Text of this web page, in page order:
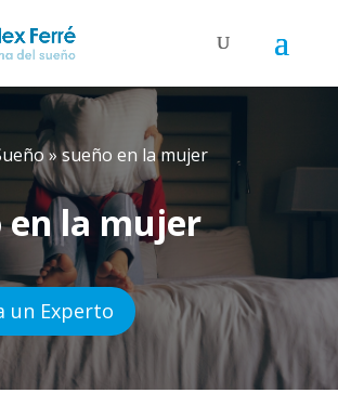
»sueño en la mujer
en la mujer
un Experto